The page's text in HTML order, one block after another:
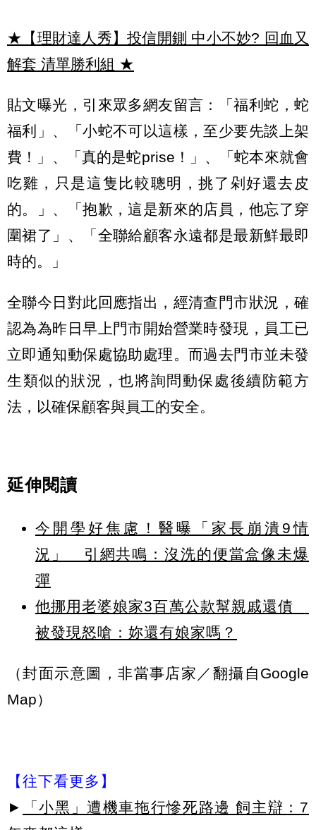
★【理財達人秀】投信開鍘 中小不妙? 回血又
解套 清單勝利組 ★
貼文曝光，引來眾多網友留言：「福利蛇，蛇
福利」、「小蛇不可以這樣，至少要先談上架
費！」、「真的是蛇prise！」、「蛇本來就會
吃雞，只是這隻比較聰明，挑了剁好還去皮
的。」、「抱歉，這是新來的店員，他忘了穿
圍裙了」、「全聯給顧客永遠都是最新鮮最即
時的。」
全聯今日對此回應指出，經清查門市狀況，確
認為為昨日早上門市開始營業時發現，員工已
立即通知動保處協助處理。而過去門市並未發
生類似的狀況，也將詢問動保處後續防範方
法，以確保顧客與員工的安全。
延伸閱讀
今開學好焦慮！醫曝「家長崩潰9情
況」 引網共鳴：沒洗的便當盒像未爆
彈
他挪用老婆娘家3百萬公款幫親戚還債
被發現怒嗆：妳還有娘家嗎？
（封面示意圖，非當事店家／翻攝自Google
Map）
【往下看更多】
►
「小黑」遭機車拖行慘死路邊 飼主辯：7